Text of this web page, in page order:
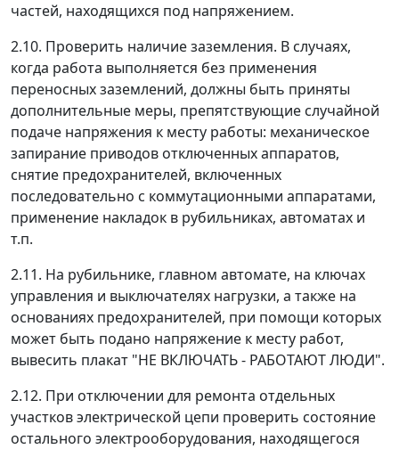
частей, находящихся под напряжением.
2.10. Проверить наличие заземления. В случаях,
когда работа выполняется без применения
переносных заземлений, должны быть приняты
дополнительные меры, препятствующие случайной
подаче напряжения к месту работы: механическое
запирание приводов отключенных аппаратов,
снятие предохранителей, включенных
последовательно с коммутационными аппаратами,
применение накладок в рубильниках, автоматах и
т.п.
2.11. На рубильнике, главном автомате, на ключах
управления и выключателях нагрузки, а также на
основаниях предохранителей, при помощи которых
может быть подано напряжение к месту работ,
вывесить плакат "НЕ ВКЛЮЧАТЬ - РАБОТАЮТ ЛЮДИ".
2.12. При отключении для ремонта отдельных
участков электрической цепи проверить состояние
остального электрооборудования, находящегося